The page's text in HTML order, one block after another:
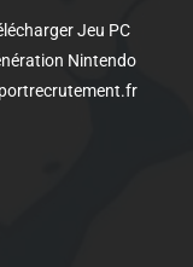
Jeu PC
Nintendo